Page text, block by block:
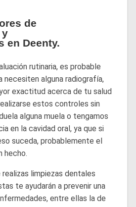
de
y
en Deenty.
rutinaria, es probable
necesiten alguna radiografía,
exactitud acerca de tu salud
estos controles sin
alguna muela o tengamos
en la cavidad oral, ya que si
suceda, probablemente el
hecho.
limpiezas dentales
te ayudarán a prevenir una
entre ellas la de